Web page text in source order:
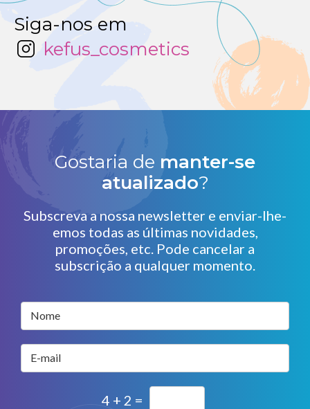
Siga-nos em
kefus_cosmetics
Gostaria de manter-se
atualizado?
Subscreva a nossa newsletter e enviar-lhe-
emos todas as últimas novidades,
promoções, etc. Pode cancelar a
subscrição a qualquer momento.
Nome
E-mail
4 + 2 =